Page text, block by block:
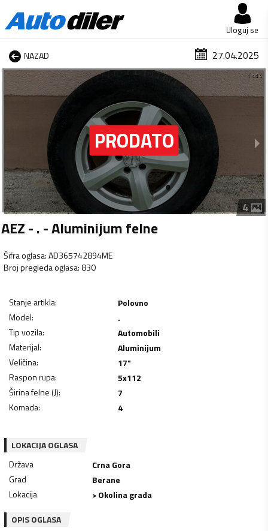
Uloguj se
NAZAD 27.04.2025
1 od 4
4
AEZ - . - Aluminijum felne
Šifra oglasa:AD365742894ME
Broj pregleda oglasa: 830
Stanje artikla:
Polovno
Model:
.
Tip vozila:
Automobili
Materijal:
Aluminijum
Veličina:
17"
Raspon rupa:
5x112
Širina felne (J):
7
Komada: 4
LOKACIJA OGLASA
Država
Crna Gora
Grad
Berane
Lokacija
> Okolina grada
OPIS OGLASA